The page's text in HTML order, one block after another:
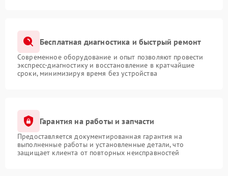
Бесплатная диагностика и быстрый ремонт
Современное оборудование и опыт позволяют провести
экспресс-диагностику и восстановление в кратчайшие
сроки, минимизируя время без устройства
Гарантия на работы и запчасти
Предоставляется документированная гарантия на
выполненные работы и установленные детали, что
защищает клиента от повторных неисправностей